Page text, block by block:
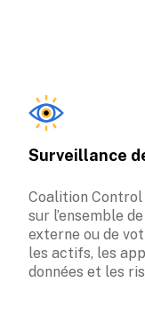
Surveillance
Coalition
sur l’ensemble
externe ou de
les actifs, les
données et les